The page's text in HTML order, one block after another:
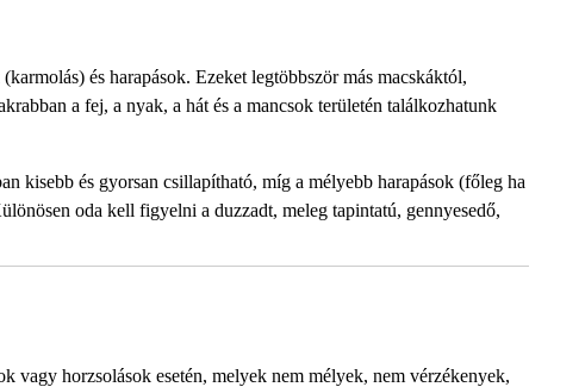
és harapások. Ezeket legtöbbször más macskáktól,
a fej, a nyak, a hát és a mancsok területén találkozhatunk
kisebb és gyorsan csillapítható, míg a mélyebb harapások (főleg ha
oda kell figyelni a duzzadt, meleg tapintatú, gennyesedő,
vagy horzsolások esetén, melyek nem mélyek, nem vérzékenyek,